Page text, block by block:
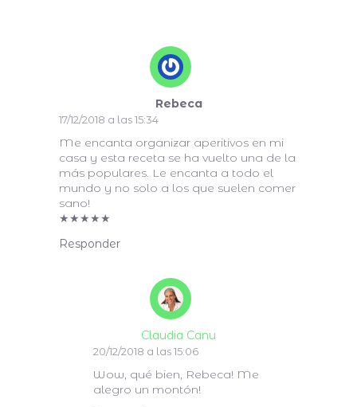
Rebeca
17/12/2018 a las 15:34
Me encanta organizar aperitivos en mi
casa y esta receta se ha vuelto una de la
más populares. Le encanta a todo el
mundo y no solo a los que suelen comer
sano!
★★★★★
Responder
Claudia Canu
20/12/2018 a las 15:06
Wow, qué bien, Rebeca! Me
alegro un montón!